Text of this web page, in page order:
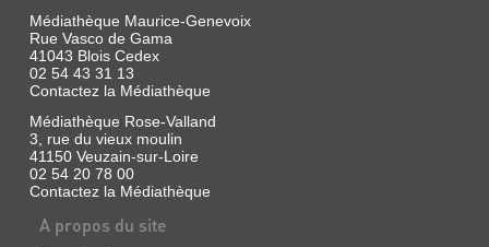
Médiathèque Maurice-Genevoix
Rue Vasco de Gama
41043 Blois Cedex
02 54 43 31 13
Contactez la Médiathèque
Médiathèque Rose-Valland
3, rue du vieux moulin
41150 Veuzain-sur-Loire
02 54 20 78 00
Contactez la Médiathèque
A propos du site